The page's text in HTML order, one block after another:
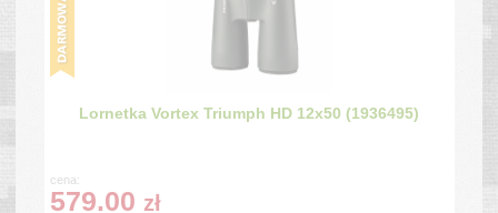
Lornetka Vortex Triumph HD 12x50 (1936495)
cena:
579.00 zł